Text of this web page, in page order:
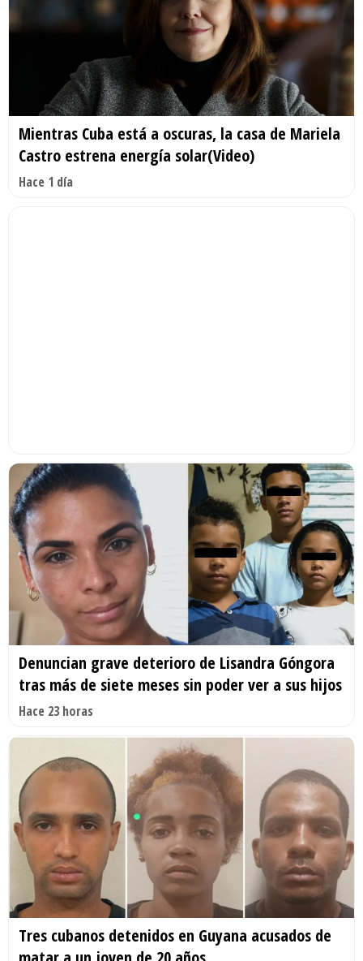
Mientras Cuba está a oscuras, la casa de Mariela
Castro estrena energía solar(Video)
Hace 1 día
Denuncian grave deterioro de Lisandra Góngora
tras más de siete meses sin poder ver a sus hijos
Hace 23 horas
Tres cubanos detenidos en Guyana acusados de